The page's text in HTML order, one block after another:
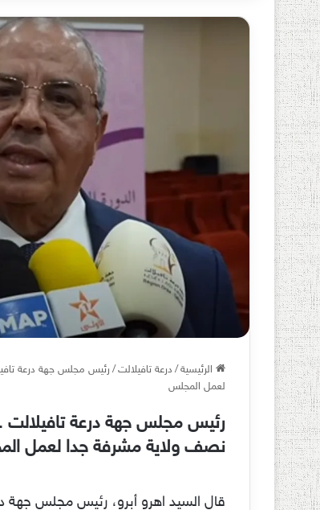
الرئيسية/ درعة تافيلالت/
لعمل المجلس
نصف ولاية مشرفة جدا لعمل
قال السيد اهرو أبرو، رئيس مجلس جهة